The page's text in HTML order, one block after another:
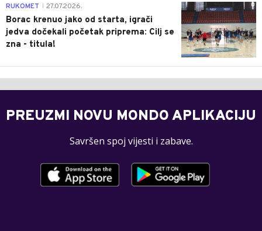
0
RUKOMET 27.07.2026.
Borac krenuo jako od starta, igrači
jedva dočekali početak priprema: Cilj se
zna - titula!
PREUZMI NOVU MONDO APLIKACIJU
Savršen spoj vijesti i zabave.